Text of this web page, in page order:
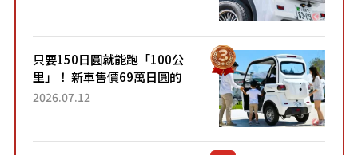
只要150日圓就能跑「100公
里」！ 新車售價69萬日圓的
「3人座」Trike大受歡迎！ 順
2026.07.12